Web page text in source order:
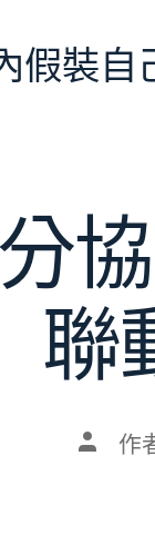
假裝自
聯
文 作